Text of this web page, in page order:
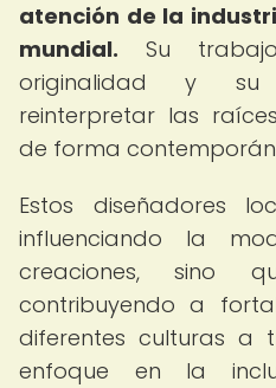
atención de la
mundial. Su
originalidad y
reinterpretar las
de forma
Estos diseñadores
influenciando la
creaciones, sino
contribuyendo a
diferentes culturas a
enfoque en la